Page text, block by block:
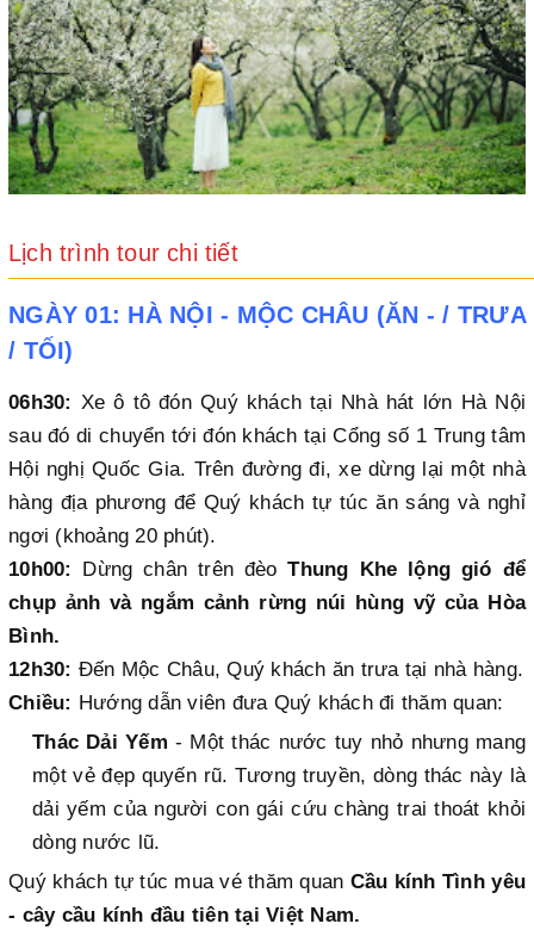
Lịch trình tour chi tiết
NGÀY 01: HÀ NỘI - MỘC CHÂU (ĂN - / TRƯA
/ TỐI)
06h30: Xe ô tô đón Quý khách tại Nhà hát lớn Hà Nội
sau đó di chuyển tới đón khách tại Cổng số 1 Trung tâm
Hội nghị Quốc Gia. Trên đường đi, xe dừng lại một nhà
hàng địa phương để Quý khách tự túc ăn sáng và nghỉ
ngơi (khoảng 20 phút).
10h00: Dừng chân trên đèoThung Khe lộng gió để
chụp ảnh và ngắm cảnh rừng núi hùng vỹ của Hòa
Bình.
12h30: Đến Mộc Châu, Quý khách ăn trưa tại nhà hàng.
Chiều: Hướng dẫn viên đưa Quý khách đi thăm quan:
Thác Dải Yếm - Một thác nước tuy nhỏ nhưng mang
một vẻ đẹp quyến rũ. Tương truyền, dòng thác này là
dải yếm của người con gái cứu chàng trai thoát khỏi
dòng nước lũ.
Quý khách tự túc mua vé thăm quan Cầu kính Tình yêu
- cây cầu kính đầu tiên tại Việt Nam.